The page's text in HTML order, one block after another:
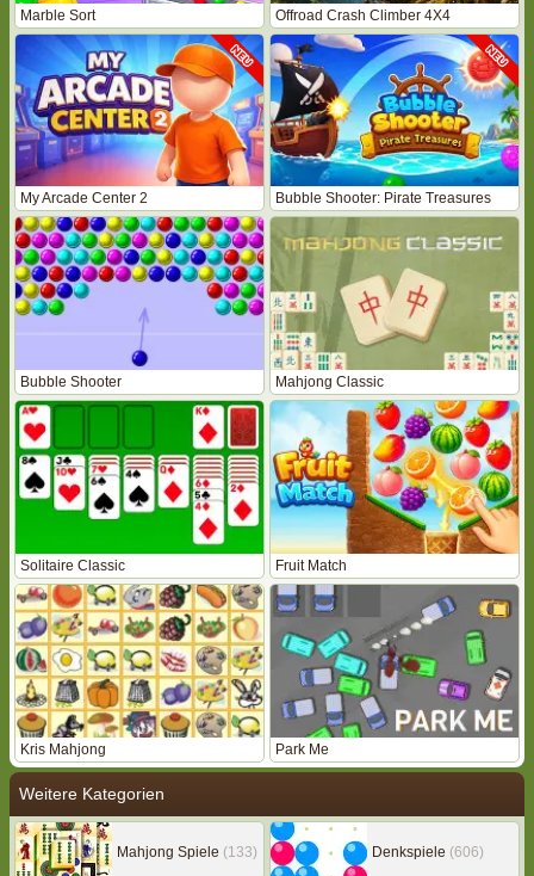
Marble Sort Offroad Crash Climber 4X4
My Arcade Center 2 Bubble Shooter: Pirate Treasures
Bubble Shooter Mahjong Classic
Solitaire Classic Fruit Match
Kris Mahjong Park Me
Weitere Kategorien
Mahjong Spiele (133) Denkspiele (606)